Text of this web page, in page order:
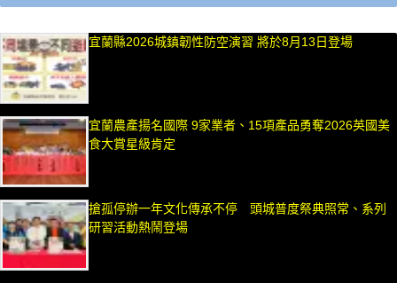
宜蘭縣2026城鎮韌性防空演習 將於8月13日登場
宜蘭農產揚名國際 9家業者、15項產品勇奪2026英國美
食大賞星級肯定
搶孤停辦一年文化傳承不停 頭城普度祭典照常、系列
研習活動熱鬧登場